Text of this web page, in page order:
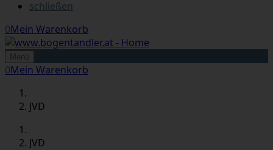
schließen
0Mein Warenkorb
Menü
0Mein Warenkorb
JVD
JVD